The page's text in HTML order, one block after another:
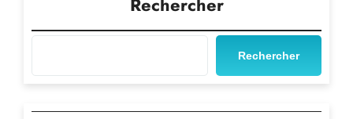
Rechercher